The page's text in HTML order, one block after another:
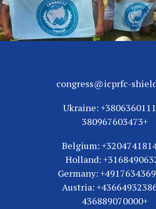
congress@icprfc-
Ukraine:
+380967603473
Belgium:
Holland:
Germany:
Austria:
+436889070000